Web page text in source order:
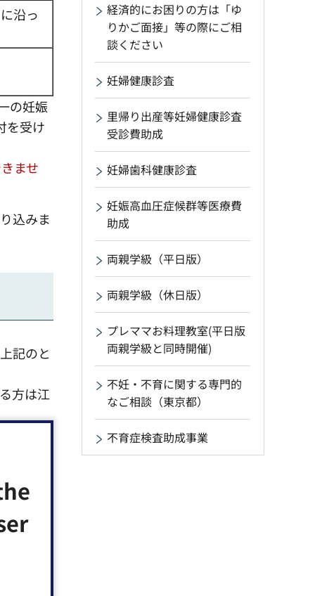
沿っ
の妊娠
を受け
ませ
込みま
記のと
方は江
応援給
、令和
経済的にお困りの方は「ゆ
りかご面接」等の際にご相
談ください
妊婦健康診査
里帰り出産等妊婦健康診査
受診費助成
妊婦歯科健康診査
妊娠高血圧症候群等医療費
助成
両親学級（平日版）
両親学級（休日版）
プレママお料理教室(平日版
両親学級と同時開催)
不妊・不育に関する専門的
なご相談（東京都）
不育症検査助成事業